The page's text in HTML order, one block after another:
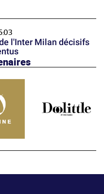
l'Inter Milan décisifs